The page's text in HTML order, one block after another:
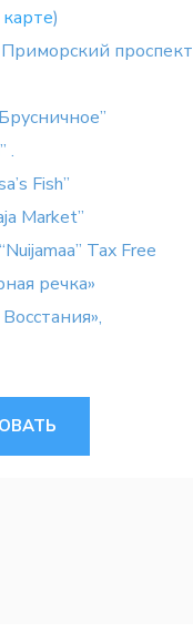
)
Приморский проспект
.
Fish”
Market”
Tax Free
речка»